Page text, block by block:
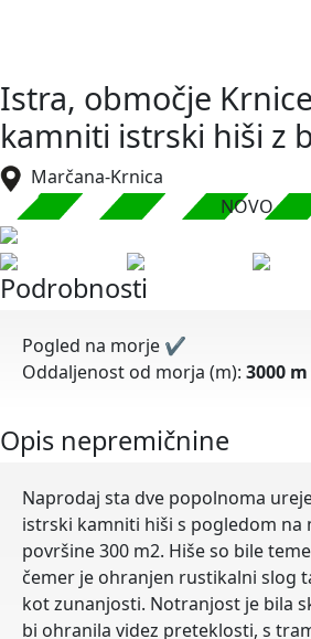
Istra, območje
kamniti istrski hiši z
Marčana-Krnica
NOVO
Podrobnosti
Pogled na morje ✔
Oddaljenost od morja (m): 3000 m
Opis nepremičnine
Naprodaj sta dve popolnoma
istrski kamniti hiši s pogledom na
površine 300 m2. Hiše so bile
čemer je ohranjen rustikalni slog
kot zunanjosti. Notranjost je bila
bi ohranila videz preteklosti, s